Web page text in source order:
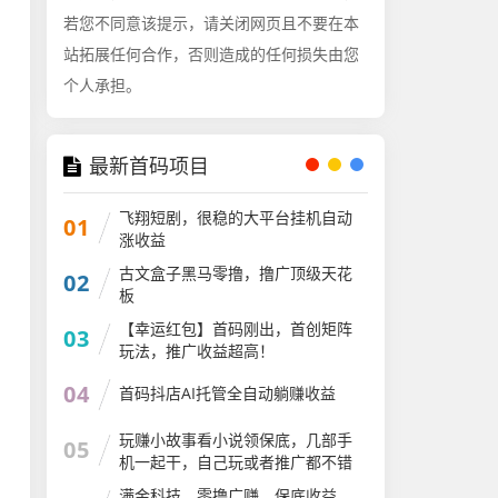
若您不同意该提示，请关闭网页且不要在本
站拓展任何合作，否则造成的任何损失由您
个人承担。
最新首码项目
01
飞翔短剧，很稳的大平台挂机自动
涨收益
02
古文盒子黑马零撸，撸广顶级天花
板
03
【幸运红包】首码刚出，首创矩阵
玩法，推广收益超高！
04 首码抖店AI托管全自动躺赚收益
05
玩赚小故事看小说领保底，几部手
机一起干，自己玩或者推广都不错